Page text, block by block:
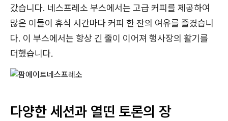
갔습니다. 네스프레소 부스에서는 고급 커피를 제공하여
많은 이들이 휴식 시간마다 커피 한 잔의 여유를 즐겼습니
다. 이 부스에서는 항상 긴 줄이 이어져 행사장의 활기를
더했습니다.
다양한 세션과 열띤 토론의 장